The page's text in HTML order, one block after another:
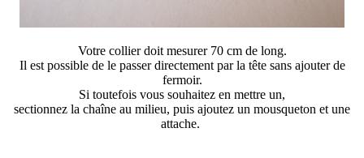
Votre collier doit mesurer 70 cm de long.
Il est possible de le passer directement par la tête sans ajouter de
fermoir.
Si toutefois vous souhaitez en mettre un,
sectionnez la chaîne au milieu, puis ajoutez un mousqueton et une
attache.